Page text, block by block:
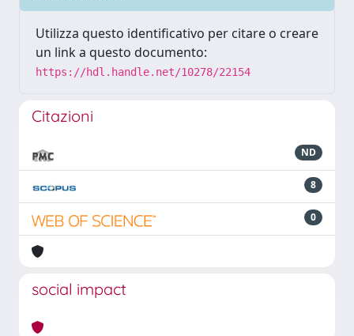
Utilizza questo identificativo per citare o creare
un link a questo documento:
https://hdl.handle.net/10278/22154
Citazioni
ND
8
0
social impact